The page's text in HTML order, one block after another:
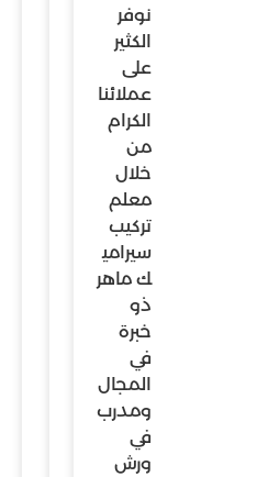
نوفر
الكثير
على
عملائنا
الكرام
من
خلال
معلم
تركيب
سيرامي
ك ماهر
ذو
خبرة
في
المجال
ومدرب
في
ورش